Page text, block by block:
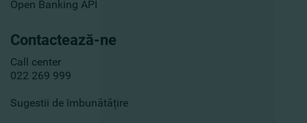
Open Banking API
Contactează-ne
Call center
022 269 999
Sugestii de îmbunătățire